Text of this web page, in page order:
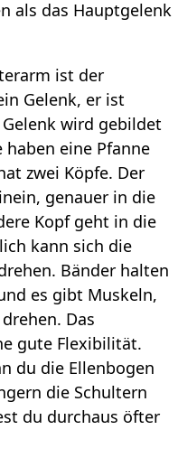
als das Hauptgelenk
ist der
Gelenk, er ist
wird gebildet
haben eine Pfanne
zwei Köpfe. Der
genauer in die
Kopf geht in die
kann sich die
Bänder halten
es gibt Muskeln,
Das
gute Flexibilität.
du die Ellenbogen
die Schultern
du durchaus öfter